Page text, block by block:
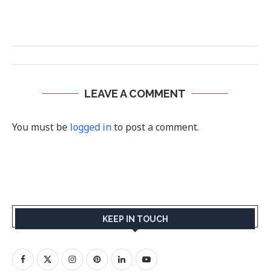
LEAVE A COMMENT
You must be logged into post a comment.
KEEP IN TOUCH